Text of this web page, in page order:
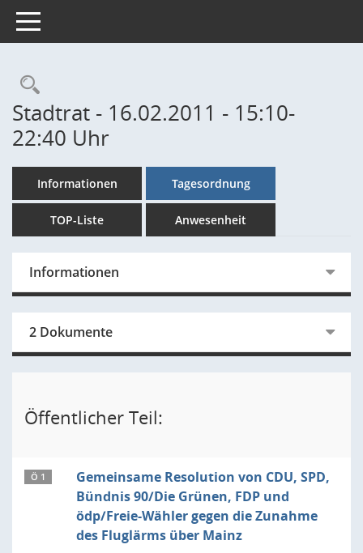
Toggle navigation
Rechercheauswahl
Stadtrat - 16.02.2011 - 15:10-
22:40 Uhr
Informationen Tagesordnung
TOP-Liste Anwesenheit
Informationen
2 Dokumente
Öffentlicher Teil:
Ö 1
Gemeinsame Resolution von CDU, SPD,
Bündnis 90/Die Grünen, FDP und
ödp/Freie-Wähler gegen die Zunahme
des Fluglärms über Mainz